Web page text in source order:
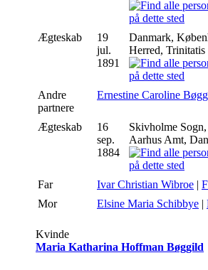
Ægteskab
19
jul.
1891
Danmark,
Herred, Trinitatis
Andre
partnere
Ernestine Caroline
Ægteskab
16
sep.
1884
Skivholme
Aarhus Amt,
Far Ivar Christian Wibroe |
Mor
Elsine Maria Schibbye |
Kvinde
Maria Katharina Hoffman Bøggild